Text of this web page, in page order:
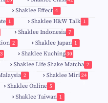
Shaklee Effect 4
1 Shaklee H&W Talk 1
Shaklee Indonesia 7
2 Shaklee Japan 1
Shaklee Kuching30
Shaklee Life Shake Matcha 2
2 Shaklee Miri 24
Shaklee Online 5
Shaklee Taiwan 1